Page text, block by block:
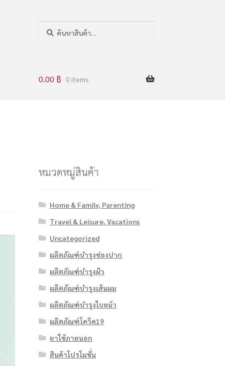
0.00 ฿ 0 items
หมวดหมู่สินค้า
Home & Family, Parenting
Travel & Leisure, Vacations
Uncategorized
ผลิตภัณฑ์บำรุงช่องปาก
ผลิตภัณฑ์บำรุงผิว
ผลิตภัณฑ์บำรุงเส้นผม
ผลิตภัณฑ์บำรุงใบหน้า
ผลิตภัณฑ์โควิด19
ยาใช้ภายนอก
สินค้าโปรโมชั่น